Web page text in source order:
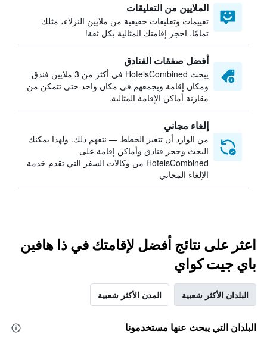
الملايين من التعليقات
تقييمات وتعليقات حقيقية من ملايين النزلاء، مثلك
تمامًا. احجز إقامتك المثالية بكل ثقة!
أفضل صفقات الفنادق
يبحث HotelsCombined في أكثر من 3 ملايين فندق
ومكان إقامة ويجمعهم في مكان واحد حتى تتمكن من
مقارنة أماكن الإقامة المثالية.
إلغاء مجاني
من الوارد أن تتغير الخطط — نتفهم ذلك. ولهذا يمكنك
البحث وحجز فنادق وأماكن إقامة على
HotelsCombined من وكالات السفر التي تقدم خدمة
الإلغاء المجاني
اعثر على نتائج أفضل لإقامتك في ذا هافين
باي جيت كواي
البلدان الأكثر شعبية المدن الأكثر شعبية
البلدان التي يبحث عنها مستخدمونا